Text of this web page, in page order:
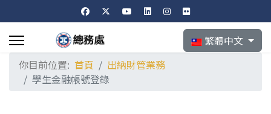
選擇你的語言
繁體中文
你目前位置: 首頁
出納財管業務
學生金融帳號登錄